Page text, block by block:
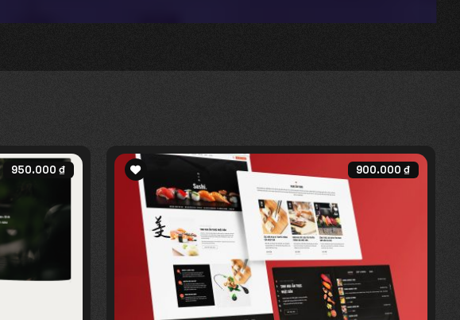
950.000₫ 900.000₫
Add to
wishlist